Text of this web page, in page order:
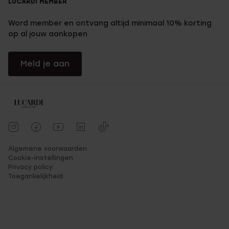
ruilen of retourneren in alle Lucardi filialen.
LUCARDI MEMBER
Word member en ontvang altijd minimaal 10% korting
op al jouw aankopen
Meld je aan
Algemene voorwaarden
Cookie-instellingen
Privacy policy
Toegankelijkheid